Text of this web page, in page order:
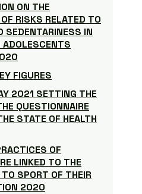
ON THE
RISKS RELATED TO
SEDENTARINESS IN
ADOLESCENTS
FIGURES
2021 SETTING THE
QUESTIONNAIRE
STATE OF HEALTH
OF
LINKED TO THE
SPORT OF THEIR
2020